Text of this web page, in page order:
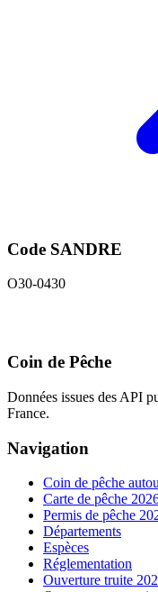
Code SANDRE
O30-0430
Coin de Pêche
Données issues des API
France.
Navigation
Coin de pêche
Carte de pêche
Permis de pêche
Départements
Espèces
Réglementation
Ouverture truite